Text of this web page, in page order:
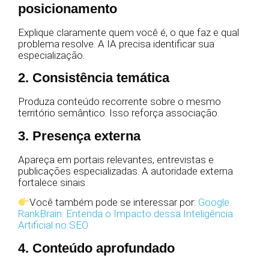
posicionamento
Explique claramente quem você é, o que faz e qual
problema resolve. A IA precisa identificar sua
especialização.
2. Consistência temática
Produza conteúdo recorrente sobre o mesmo
território semântico. Isso reforça associação.
3. Presença externa
Apareça em portais relevantes, entrevistas e
publicações especializadas. A autoridade externa
fortalece sinais.
Você também pode se interessar por: Google
RankBrain: Entenda o Impacto dessa Inteligência
Artificial no SEO
4. Conteúdo aprofundado